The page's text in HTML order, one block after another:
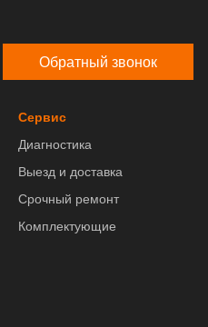
Обратный звонок
Сервис
Диагностика
Выезд и доставка
Срочный ремонт
Комплектующие